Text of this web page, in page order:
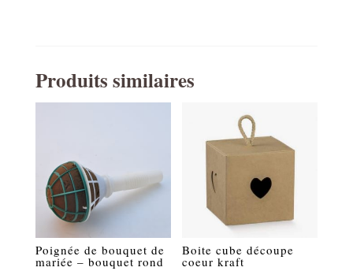
Produits similaires
Poignée de bouquet de
mariée – bouquet rond
Boite cube découpe
coeur kraft